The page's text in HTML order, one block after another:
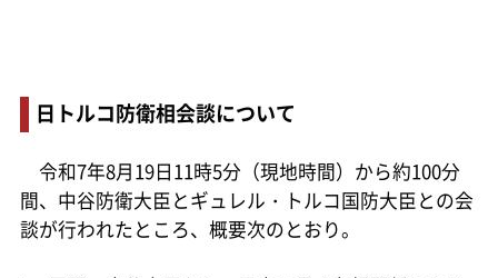
日トルコ防衛相会談について
令和7年8月19日11時5分（現地時間）から約100分
間、中谷防衛大臣とギュレル・トルコ国防大臣との会
談が行われたところ、概要次のとおり。